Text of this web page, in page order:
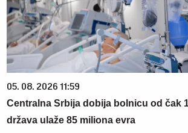
05. 08. 2026 11:59
Centralna Srbija dobija bolnicu od čak
država ulaže 85 miliona evra